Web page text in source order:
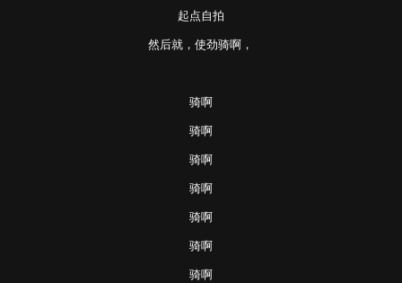
起点自拍
然后就，使劲骑啊，
骑啊
骑啊
骑啊
骑啊
骑啊
骑啊
骑啊